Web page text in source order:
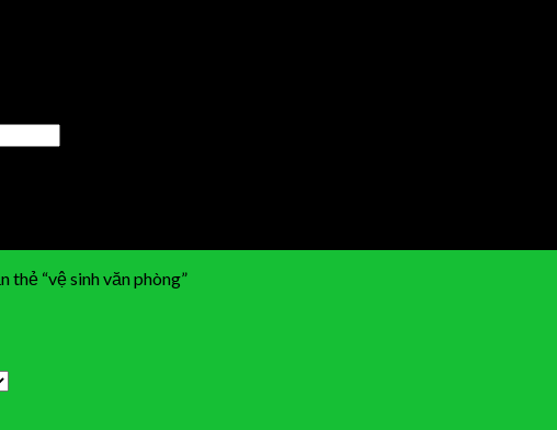
thẻ “vệ sinh văn phòng”